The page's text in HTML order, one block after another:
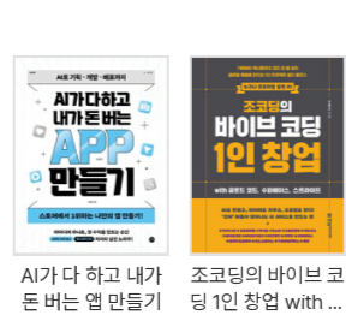
AI가 다 하고 내가
돈 버는 앱 만들기
조코딩의 바이브 코
딩 1인 창업 with 클